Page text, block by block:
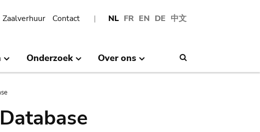
NL FR EN DE 中文
Zaalverhuur Contact
Onderzoek Over ons